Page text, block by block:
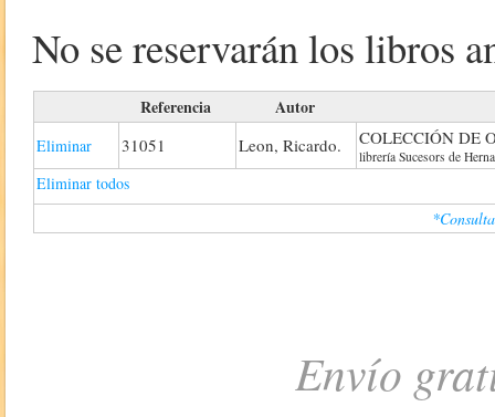
No se reservarán los libros
Referencia Autor
Eliminar 31051 Leon, Ricardo. COLECCIÓN DE
librería Sucesors de
Eliminar todos
Envío